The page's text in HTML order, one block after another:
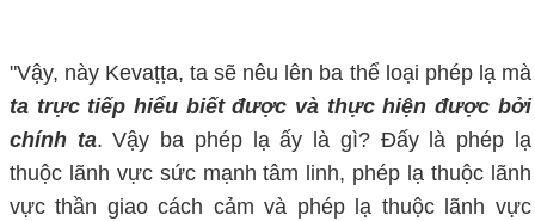
"Vậy, này Kevaṭṭa, ta sẽ nêu lên ba thể loại phép lạ mà
ta trực tiếp hiểu biết được và thực hiện được bởi
chính ta. Vậy ba phép lạ ấy là gì? Đấy là phép lạ
thuộc lãnh vực sức mạnh tâm linh, phép lạ thuộc lãnh
vực thần giao cách cảm và phép lạ thuộc lãnh vực